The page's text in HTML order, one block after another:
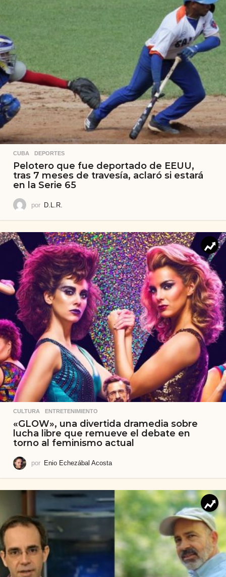
CUBA ,DEPORTES
Pelotero que fue deportado de EEUU,
tras 7 meses de travesía, aclaró si estará
en la Serie 65
por D.L.R.
CULTURA ,ENTRETENIMIENTO
«GLOW», una divertida dramedia sobre
lucha libre que remueve el debate en
torno al feminismo actual
por Enio Echezábal Acosta